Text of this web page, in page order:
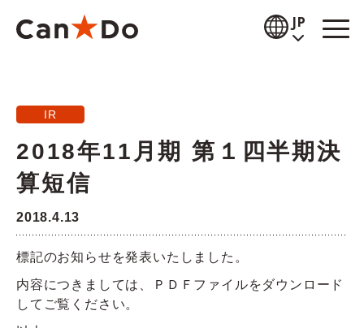
JP
お知らせ
商品情報
公式通販
採用情報
IR
2018年11月期 第１四半期決
算短信
2018.4.13
標記のお知らせを発表いたしました。
内容につきましては、ＰＤＦファイルをダウンロード
してご覧ください。